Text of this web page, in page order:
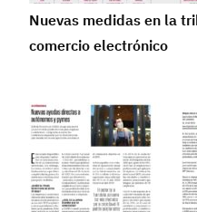
Nuevas medidas en la
comercio electrónico